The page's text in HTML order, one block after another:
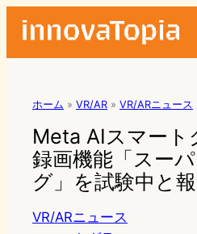
ホーム » VR/AR » VR/ARニュース
Meta AIスマート
録画機能「スー
グ」を試験中と
VR/ARニュース